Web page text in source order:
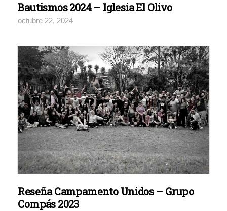
Bautismos 2024 – Iglesia El Olivo
octubre 22, 2024
Reseña Campamento Unidos – Grupo
Compás 2023